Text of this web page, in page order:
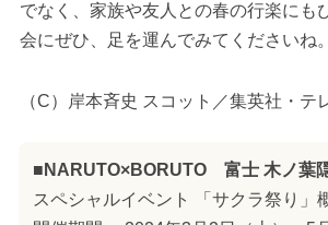
でなく、家族や友人との春の行楽にも
会にぜひ、足を運んでみてくださいね。
（C）岸本斉史 スコット／集英社・テ
■NARUTO×BORUTO 富士 木ノ葉
スペシャルイベント 「サクラ祭り」